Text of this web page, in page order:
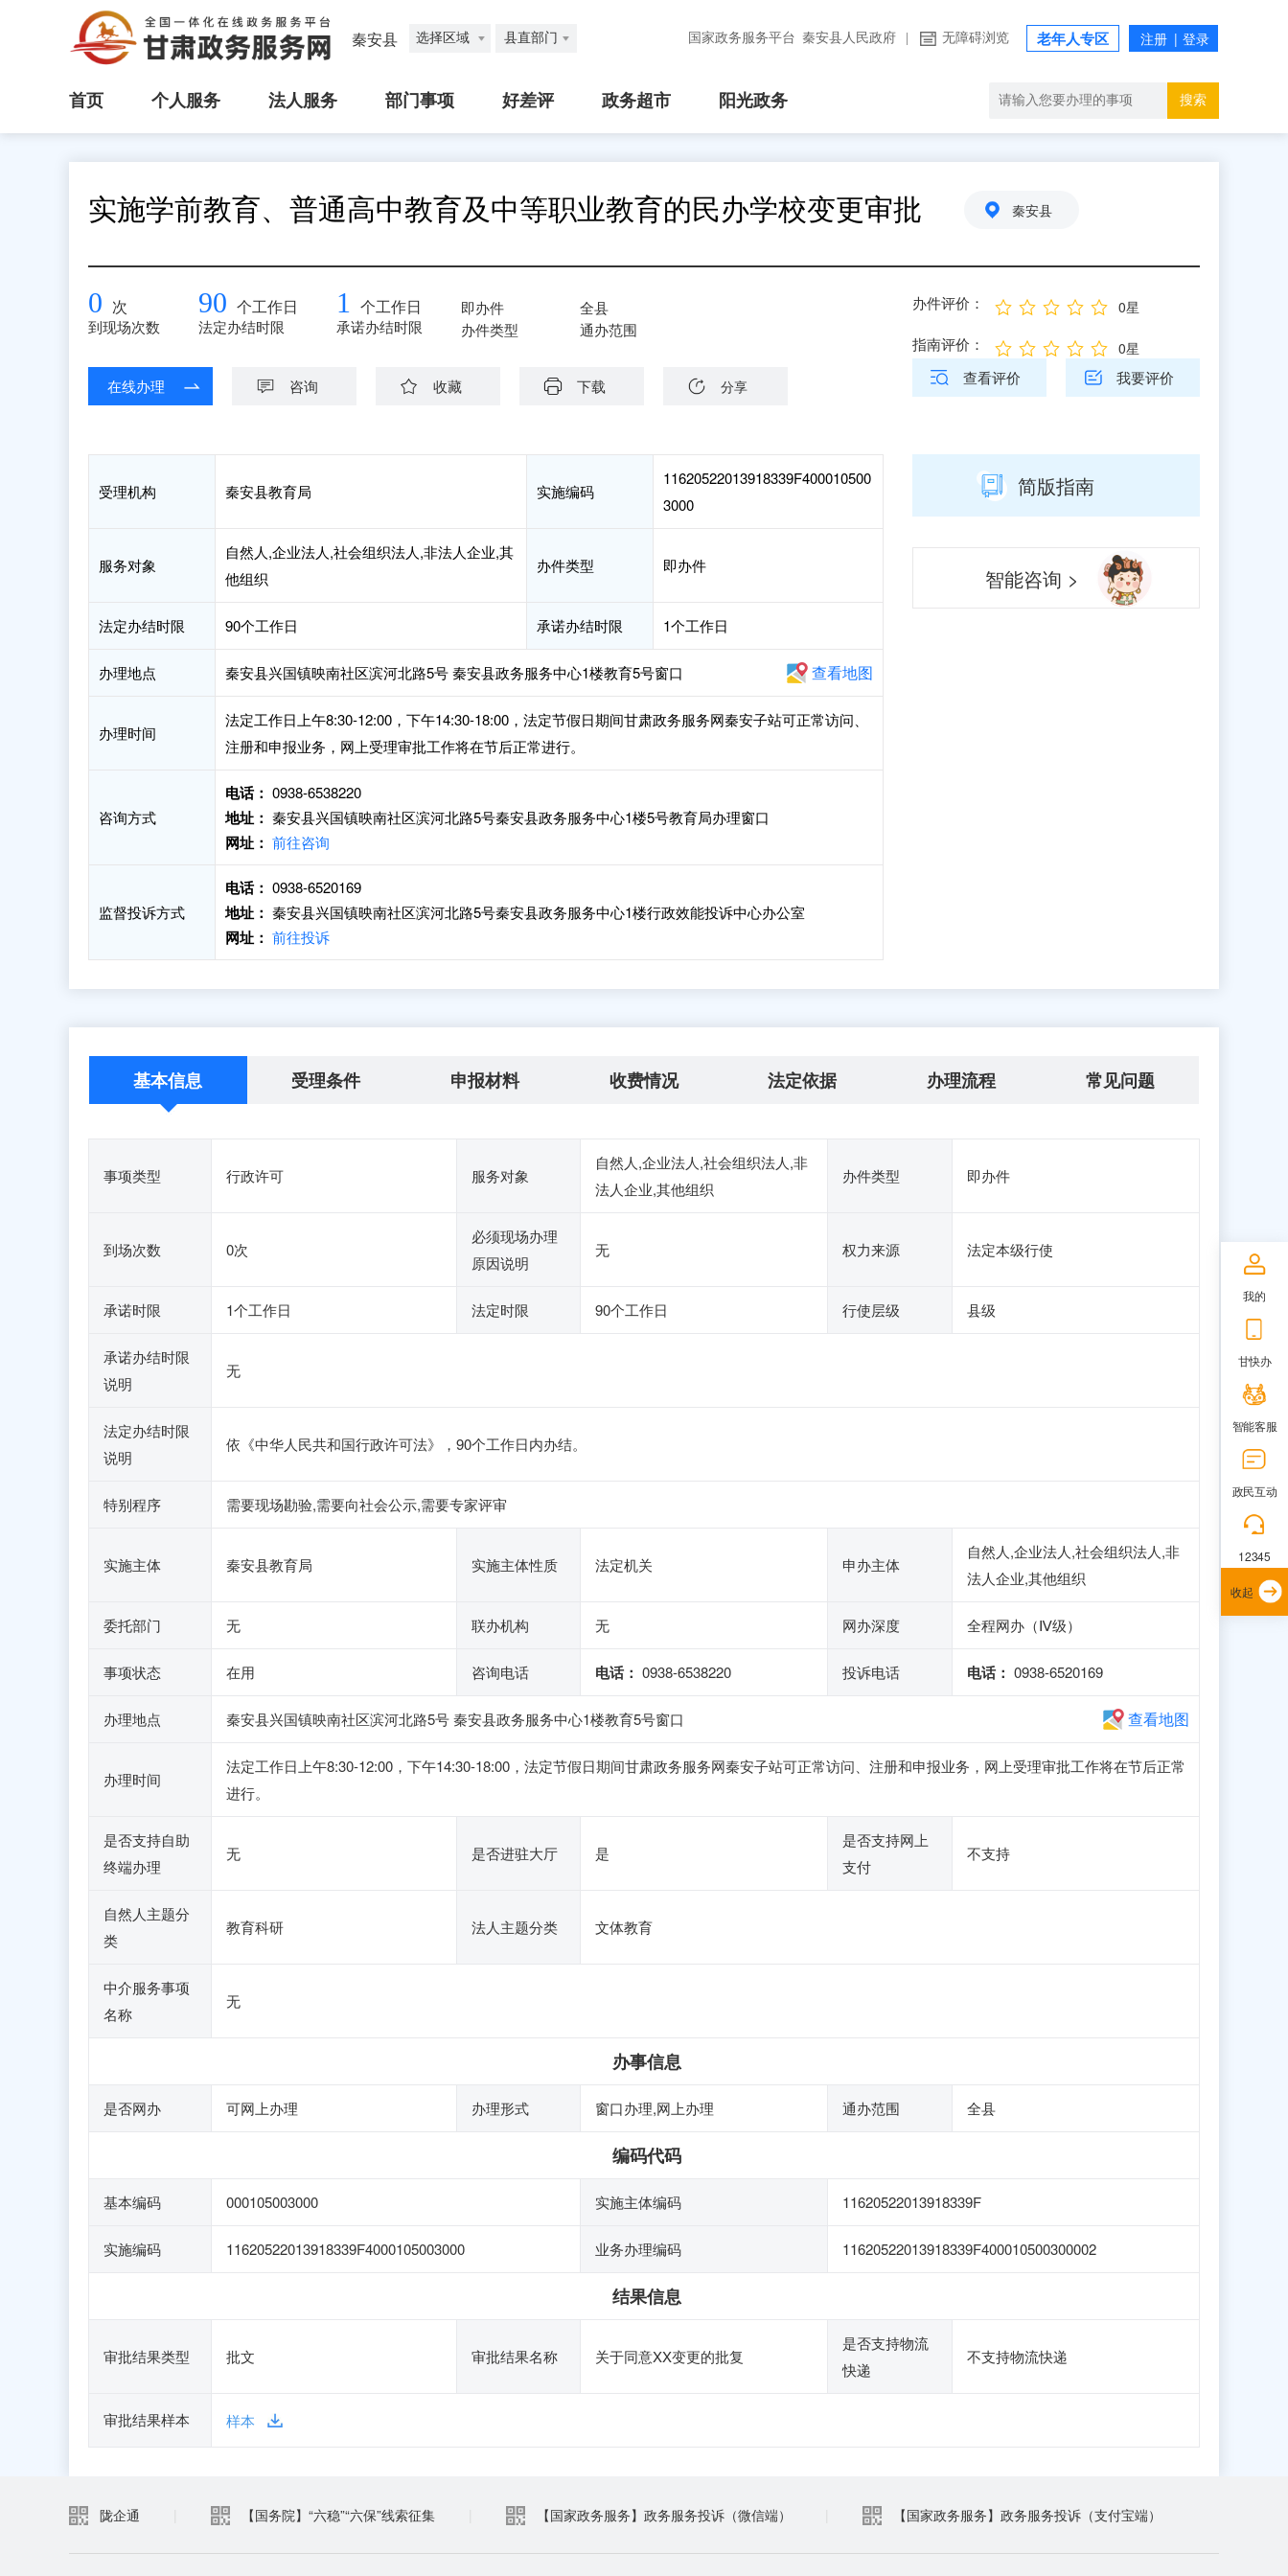
秦安县 选择区域 县直部门 国家政务服务平台 秦安县人民政府 无障碍浏览 老年人专区
首页 个人服务 法人服务 部门事项 好差评 政务超市 阳光政务 搜索
实施学前教育、普通高中教育及中等职业教育的民办学校变更审批 秦安县
0 次
到现场次数
90 个工作日
法定办结时限
1 个工作日
承诺办结时限
即办件
办件类型
全县
通办范围
在线办理 咨询 收藏 下载 分享
办件评价： 0星
指南评价： 0星
查看评价 我要评价
受理机构 秦安县教育局 实施编码
11620522013918339F400010500
3000
服务对象
自然人,企业法人,社会组织法人,非法人企业,其
他组织
办件类型 即办件
法定办结时限 90个工作日 承诺办结时限 1个工作日
办理地点 秦安县兴国镇映南社区滨河北路5号 秦安县政务服务中心1楼教育5号窗口 查看地图
办理时间
法定工作日上午8:30-12:00，下午14:30-18:00，法定节假日期间甘肃政务服务网秦安子站可正常访问、
注册和申报业务，网上受理审批工作将在节后正常进行。
咨询方式
电话： 0938-6538220
地址： 秦安县兴国镇映南社区滨河北路5号秦安县政务服务中心1楼5号教育局办理窗口
网址： 前往咨询
监督投诉方式
电话： 0938-6520169
地址： 秦安县兴国镇映南社区滨河北路5号秦安县政务服务中心1楼行政效能投诉中心办公室
网址： 前往投诉
简版指南
智能咨询 >
基本信息 受理条件 申报材料 收费情况 法定依据 办理流程 常见问题
事项类型 行政许可 服务对象
自然人,企业法人,社会组织法人,非
法人企业,其他组织
办件类型 即办件
到场次数 0次
必须现场办理
原因说明
无 权力来源 法定本级行使
承诺时限 1个工作日 法定时限 90个工作日 行使层级 县级
承诺办结时限
说明
无
法定办结时限
说明
依《中华人民共和国行政许可法》，90个工作日内办结。
特别程序 需要现场勘验,需要向社会公示,需要专家评审
实施主体 秦安县教育局 实施主体性质 法定机关 申办主体
自然人,企业法人,社会组织法人,非
法人企业,其他组织
委托部门 无 联办机构 无 网办深度 全程网办（Ⅳ级）
事项状态 在用 咨询电话 电话： 0938-6538220 投诉电话 电话： 0938-6520169
办理地点 秦安县兴国镇映南社区滨河北路5号 秦安县政务服务中心1楼教育5号窗口 查看地图
办理时间
法定工作日上午8:30-12:00，下午14:30-18:00，法定节假日期间甘肃政务服务网秦安子站可正常访问、注册和申报业务，网上受理审批工作将在节后正常
进行。
是否支持自助
终端办理
无 是否进驻大厅 是
是否支持网上
支付
不支持
自然人主题分
类
教育科研 法人主题分类 文体教育
中介服务事项
名称
无
办事信息
是否网办 可网上办理 办理形式 窗口办理,网上办理 通办范围 全县
编码代码
基本编码 000105003000 实施主体编码 11620522013918339F
实施编码 11620522013918339F4000105003000 业务办理编码 11620522013918339F400010500300002
结果信息
审批结果类型 批文 审批结果名称 关于同意XX变更的批复
是否支持物流
快递
不支持物流快递
审批结果样本 样本
陇企通 【国务院】“六稳”“六保”线索征集 【国家政务服务】政务服务投诉（微信端） 【国家政务服务】政务服务投诉（支付宝端）
我的
甘快办
智能客服
政民互动
12345
收起